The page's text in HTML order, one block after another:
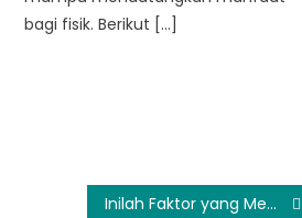
bagi fisik. Berikut […]
Inilah Faktor yang Memengaruhi Harga Berlian 1 Gram